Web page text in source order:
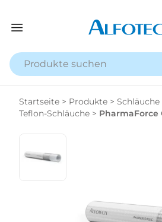
Startseite > Produkte >
Teflon-Schläuche > PharmaForce